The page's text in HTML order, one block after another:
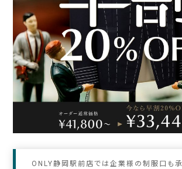
ONLY静岡駅前店では企業様の制服口も承